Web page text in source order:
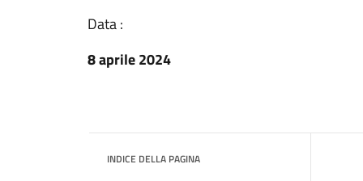
Data :
8 aprile 2024
INDICE DELLA PAGINA